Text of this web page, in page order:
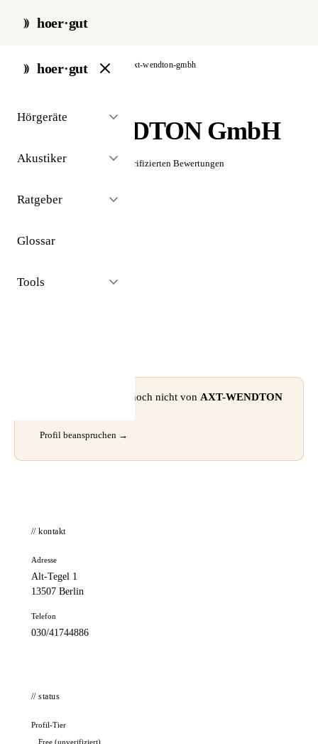
hoer·gut
hoer·gut
Hörgeräte
Akustiker
Ratgeber
Glossar
Tools
start / akustiker / berlin axt-wendton-gmbh
AXT-WENDTON GmbH
☆☆☆☆☆ Noch keine verifizierten Bewertungen
⚠ Dieses Profil wurde noch nicht von AXT-WENDTON
Profil beanspruchen →
// kontakt
Adresse
Alt-Tegel 1
13507 Berlin
Telefon
030/41744886
// status
Profil-Tier
Free (unverifiziert)